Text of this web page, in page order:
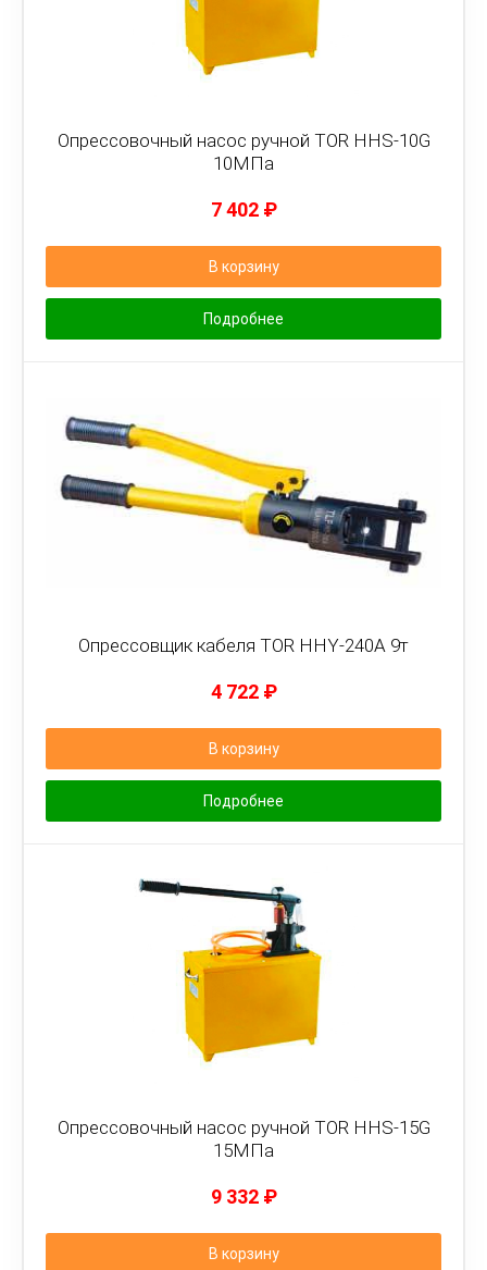
Опрессовочный насос ручной TOR HHS-10G
10МПа
7 402 ₽
В корзину
Подробнее
Опрессовщик кабеля TOR HHY-240A 9т
4 722 ₽
В корзину
Подробнее
Опрессовочный насос ручной TOR HHS-15G
15МПа
9 332 ₽
В корзину